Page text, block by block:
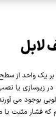
لابل
یک واحد از
زیرسازی یا
بوجود می
که فشار مثبت